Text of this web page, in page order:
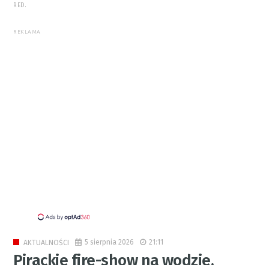
RED.
REKLAMA
AKTUALNOŚCI 5 sierpnia 2026 21:11
Pirackie fire-show na wodzie.